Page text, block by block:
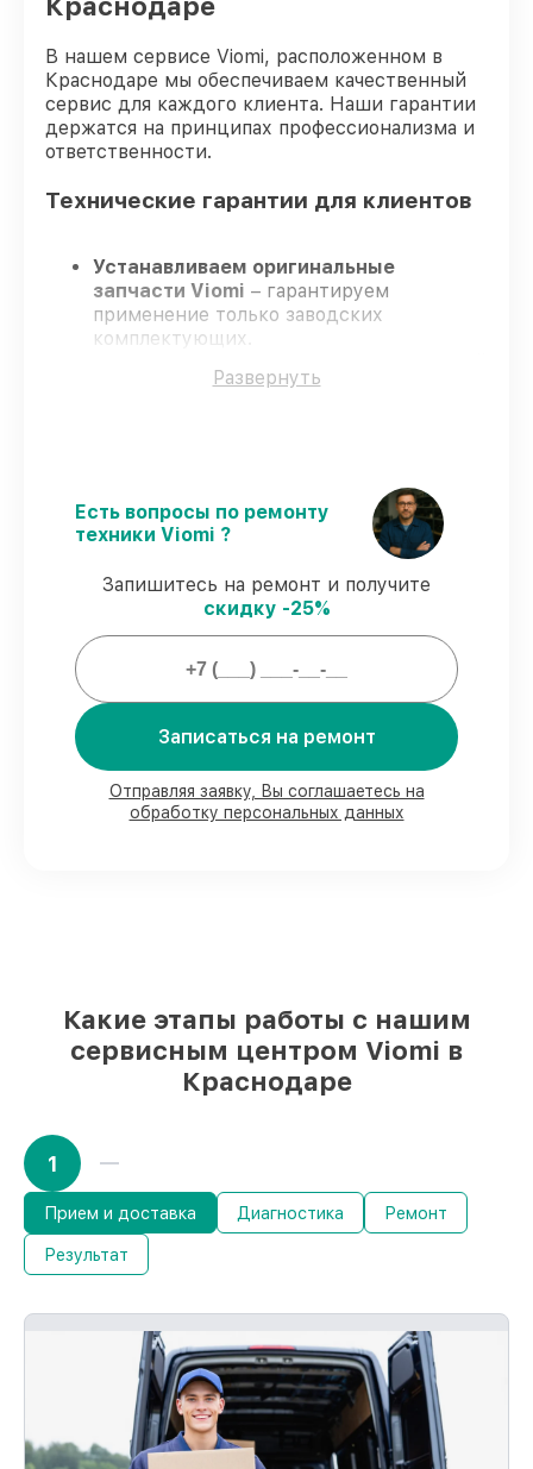
В нашем сервисе Viomi, расположенном в
Краснодаре мы обеспечиваем качественный
сервис для каждого клиента. Наши гарантии
держатся на принципах профессионализма и
ответственности.
Технические гарантии для клиентов
Устанавливаем оригинальные
запчасти Viomi – гарантируем
применение только заводских
комплектующих.
отбор, что подтверждает уровень их
Поддержка после ремонта
– все
работы и запчасти защищены
гарантийной поддержкой до 3 лет.
Мы гарантируем:
ремонтов закрываем в присутствии
клиента
комплектующих Viomi готовы к
поступают оперативно
Оригинальные комплектующие Viomi и
Развернуть
Есть вопросы по ремонту
техники Viomi ?
Запишитесь на ремонт и получите
скидку -25%
Записаться на ремонт
Отправляя заявку, Вы соглашаетесь на
обработку персональных данных
Какие этапы работы с нашим
сервисным центром Viomi в
Краснодаре
1
Прием и доставка Диагностика Ремонт
Результат